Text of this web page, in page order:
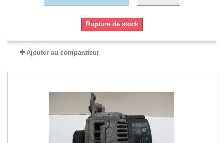
Rupture de stock
Ajouter au comparateur